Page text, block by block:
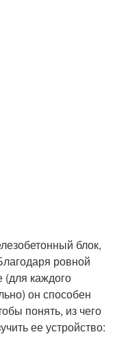
блок,
ровной
(для каждого
он способен
понять, из чего
ее устройство: